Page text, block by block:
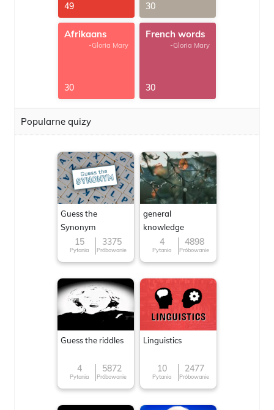
49 30
Afrikaans
-Gloria Mary
30
French words
-Gloria Mary
30
Popularne quizy
Guess the
Synonym
15
Pytania
3375
Próbowanie
general
knowledge
4
Pytania
4898
Próbowanie
Guess the riddles
4
Pytania
5872
Próbowanie
Linguistics
10
Pytania
2477
Próbowanie